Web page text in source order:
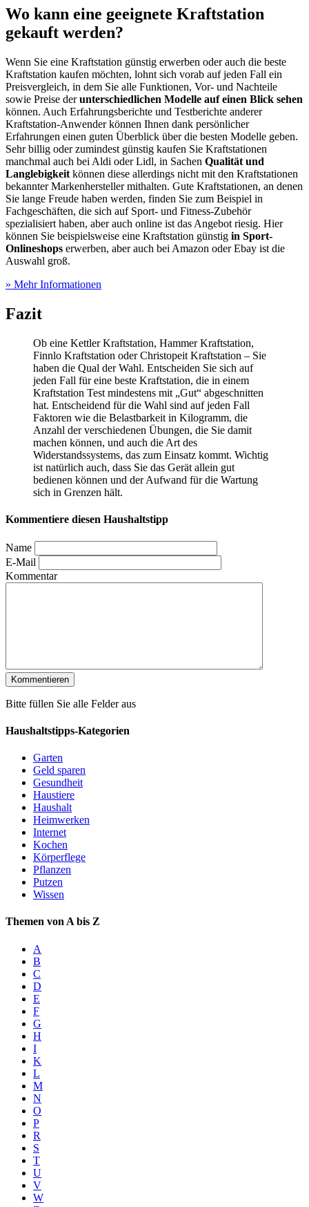
Wo kann eine geeignete Kraftstation
gekauft werden?
Wenn Sie eine Kraftstation günstig erwerben oder auch die beste
Kraftstation kaufen möchten, lohnt sich vorab auf jeden Fall ein
Preisvergleich, in dem Sie alle Funktionen, Vor- und Nachteile
sowie Preise derunterschiedlichen Modelle auf einen Blick sehen
können. Auch Erfahrungsberichte und Testberichte anderer
Kraftstation-Anwender können Ihnen dank persönlicher
Erfahrungen einen guten Überblick über die besten Modelle geben.
Sehr billig oder zumindest günstig kaufen Sie Kraftstationen
manchmal auch bei Aldi oder Lidl, in Sachen Qualität und
Langlebigkeit können diese allerdings nicht mit den Kraftstationen
bekannter Markenhersteller mithalten. Gute Kraftstationen, an denen
Sie lange Freude haben werden, finden Sie zum Beispiel in
Fachgeschäften, die sich auf Sport- und Fitness-Zubehör
spezialisiert haben, aber auch online ist das Angebot riesig. Hier
können Sie beispielsweise eine Kraftstation günstig in Sport-
Onlineshops erwerben, aber auch bei Amazon oder Ebay ist die
Auswahl groß.
» Mehr Informationen
Fazit
Ob eine Kettler Kraftstation, Hammer Kraftstation,
Finnlo Kraftstation oder Christopeit Kraftstation – Sie
haben die Qual der Wahl. Entscheiden Sie sich auf
jeden Fall für eine beste Kraftstation, die in einem
Kraftstation Test mindestens mit „Gut“ abgeschnitten
hat. Entscheidend für die Wahl sind auf jeden Fall
Faktoren wie die Belastbarkeit in Kilogramm, die
Anzahl der verschiedenen Übungen, die Sie damit
machen können, und auch die Art des
Widerstandssystems, das zum Einsatz kommt. Wichtig
ist natürlich auch, dass Sie das Gerät allein gut
bedienen können und der Aufwand für die Wartung
sich in Grenzen hält.
Kommentiere diesen Haushaltstipp
Name
E-Mail
Kommentar
Bitte füllen Sie alle Felder aus
Haushaltstipps-Kategorien
Garten
Geld sparen
Gesundheit
Haustiere
Haushalt
Heimwerken
Internet
Kochen
Körperflege
Pflanzen
Putzen
Wissen
Themen von A bis Z
A
B
C
D
E
F
G
H
I
K
L
M
N
O
P
R
S
T
U
V
W